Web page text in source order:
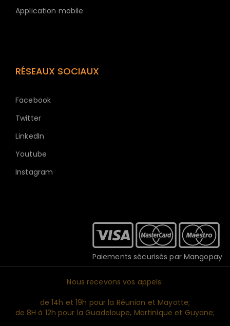
Application mobile
RÉSEAUX SOCIAUX
Facebook
Twitter
LinkedIn
Youtube
Instagram
Paiements sécurisés par Mangopay
Nous recevons vos appels:
de 14h et 19h pour la Réunion et Mayotte;
de 8H à 12h pour la Guadeloupe, Martinique et Guyane;